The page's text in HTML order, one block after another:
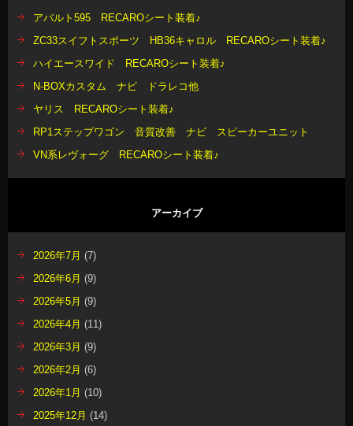
アバルト595 RECAROシート装着♪
ZC33スイフトスポーツ HB36キャロル RECAROシート装着♪
ハイエースワイド RECAROシート装着♪
N-BOXカスタム ナビ ドラレコ他
ヤリス RECAROシート装着♪
RP1ステップワゴン 音質改善 ナビ スピーカーユニット
VN系レヴォーグ RECAROシート装着♪
アーカイブ
2026年7月 (7)
2026年6月 (9)
2026年5月 (9)
2026年4月 (11)
2026年3月 (9)
2026年2月 (6)
2026年1月 (10)
2025年12月 (14)